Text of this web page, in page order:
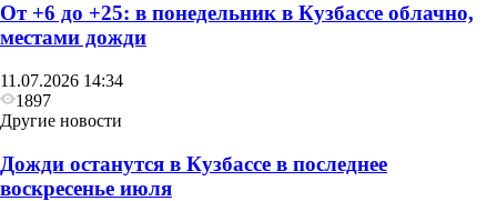
От +6 до +25: в понедельник в Кузбассе облачно,
местами дожди
11.07.2026 14:34
1897
Другие новости
Дожди останутся в Кузбассе в последнее
воскресенье июля